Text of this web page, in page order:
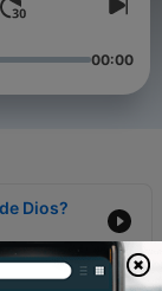
00:00
Dios?